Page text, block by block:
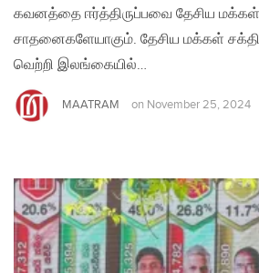
கவனத்தை ஈர்த்திருப்பவை தேசிய மக்கள்
சாதனைகளேயாகும். தேசிய மக்கள்
வெற்றி இலங்கையில்…
MAATRAM on November 25, 2024